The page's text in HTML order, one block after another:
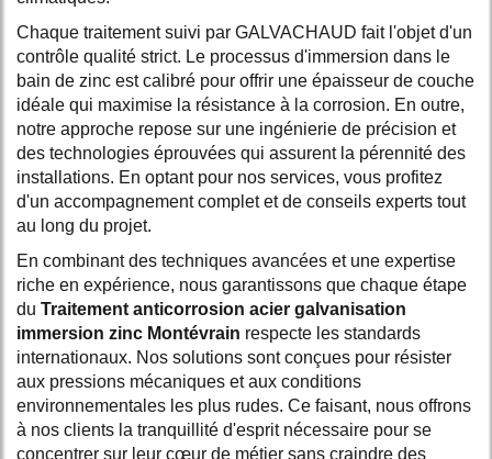
Chaque traitement suivi par GALVACHAUD fait l'objet d'un
contrôle qualité strict. Le processus d'immersion dans le
bain de zinc est calibré pour offrir une épaisseur de couche
idéale qui maximise la résistance à la corrosion. En outre,
notre approche repose sur une ingénierie de précision et
des technologies éprouvées qui assurent la pérennité des
installations. En optant pour nos services, vous profitez
d'un accompagnement complet et de conseils experts tout
au long du projet.
En combinant des techniques avancées et une expertise
riche en expérience, nous garantissons que chaque étape
du Traitement anticorrosion acier galvanisation
immersion zinc Montévrain respecte les standards
internationaux. Nos solutions sont conçues pour résister
aux pressions mécaniques et aux conditions
environnementales les plus rudes. Ce faisant, nous offrons
à nos clients la tranquillité d'esprit nécessaire pour se
concentrer sur leur cœur de métier sans craindre des